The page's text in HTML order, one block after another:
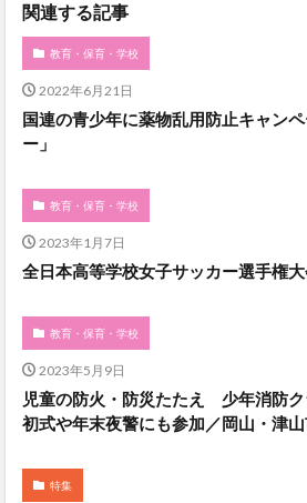
関連する記事
教育・保育・学校
2022年6月21日
国連の青少年に薬物乱用防止キャン
ー」
教育・保育・学校
2023年1月7日
全日本高等学校女子サッカー選手権
教育・保育・学校
2023年5月9日
児童の防火・防災たたえ 少年消防
初式や年末夜警にも参加／岡山・津
特集